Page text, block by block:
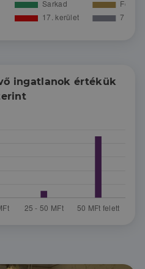
ingatlanok értékük